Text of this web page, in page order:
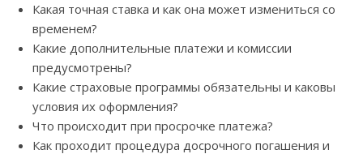
Какая точная ставка и как она может измениться со
временем?
Какие дополнительные платежи и комиссии
предусмотрены?
Какие страховые программы обязательны и каковы
условия их оформления?
Что происходит при просрочке платежа?
Как проходит процедура досрочного погашения и